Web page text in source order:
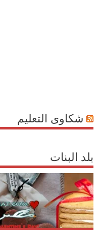
شكاوى التعليم
بلد البنات